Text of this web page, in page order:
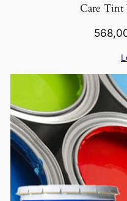
Care Tint